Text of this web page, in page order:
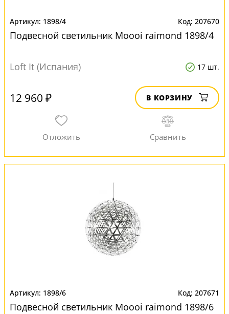
1898/4 207670
Подвесной светильник Moooi raimond 1898/4
Loft It (Испания) 17 шт.
12 960 ₽ В КОРЗИНУ
1898/6 207671
Подвесной светильник Moooi raimond 1898/6